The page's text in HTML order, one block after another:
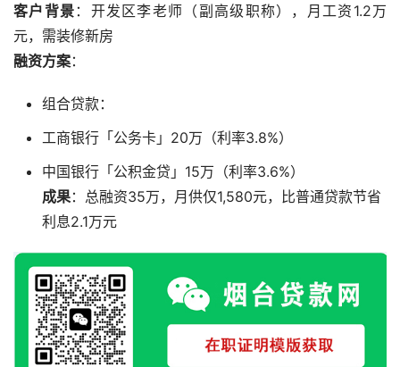
客户背景 ：开发区李老师（副高级职称），月工资1.2万
元，需装修新房
融资方案：
组合贷款：
工商银行「公务卡」20万（利率3.8%）
中国银行「公积金贷」15万（利率3.6%）
成果：总融资35万，月供仅1,580元，比普通贷款节省
利息2.1万元